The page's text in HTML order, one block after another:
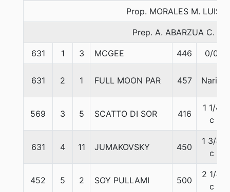
Prop. MORALES M. LUIS
Prep. A. ABARZUA C.
631 1 3 MCGEE 446 0/0
631 2 1 FULL MOON PAR 457 Nariz
569 3 5 SCATTO DI SOR 416
1 1/4
c
631 4 11 JUMAKOVSKY 450
1 3/4
c
452 5 2 SOY PULLAMI 500
2 1/4
c